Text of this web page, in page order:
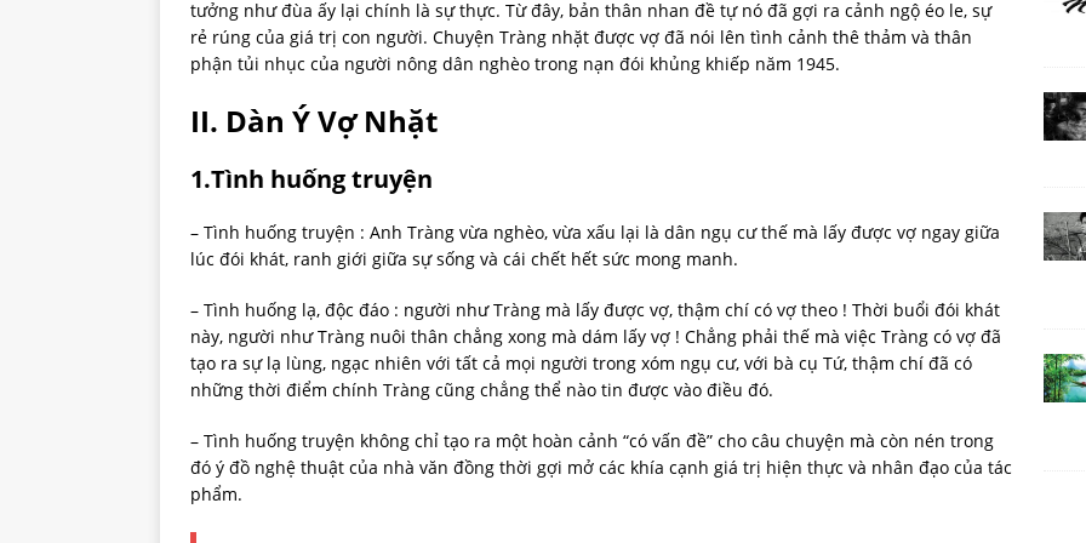
tưởng như đùa ấy lại chính là sự thực. Từ đây, bản thân nhan đề tự nó đã gợi ra cảnh ngộ éo le, sự
rẻ rúng của giá trị con người. Chuyện Tràng nhặt được vợ đã nói lên tình cảnh thê thảm và thân
phận tủi nhục của người nông dân nghèo trong nạn đói khủng khiếp năm 1945.
II. Dàn Ý Vợ Nhặt
1.Tình huống truyện
– Tình huống truyện : Anh Tràng vừa nghèo, vừa xấu lại là dân ngụ cư thế mà lấy được vợ ngay giữa
lúc đói khát, ranh giới giữa sự sống và cái chết hết sức mong manh.
– Tình huống lạ, độc đáo : người như Tràng mà lấy được vợ, thậm chí có vợ theo ! Thời buổi đói khát
này, người như Tràng nuôi thân chẳng xong mà dám lấy vợ ! Chẳng phải thế mà việc Tràng có vợ đã
tạo ra sự lạ lùng, ngạc nhiên với tất cả mọi người trong xóm ngụ cư, với bà cụ Tứ, thậm chí đã có
những thời điểm chính Tràng cũng chẳng thể nào tin được vào điều đó.
– Tình huống truyện không chỉ tạo ra một hoàn cảnh “có vấn đề” cho câu chuyện mà còn nén trong
đó ý đồ nghệ thuật của nhà văn đồng thời gợi mở các khía cạnh giá trị hiện thực và nhân đạo của tác
phẩm.